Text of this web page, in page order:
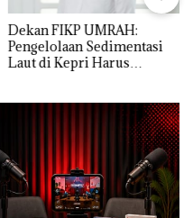
Dekan FIKP UMRAH:
Pengelolaan Sedimentasi
Laut di Kepri Harus